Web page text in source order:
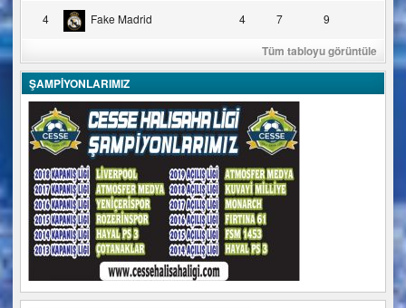
4 Fake Madrid 4 7 9
Tüm tabloyu görüntüle
ŞAMPİYONLARIMIZ